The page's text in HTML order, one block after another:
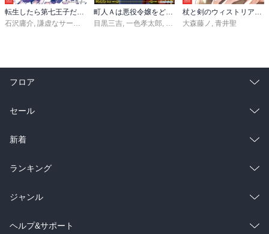
石沢庸介 謙虚なサークル メル。
目黒三吉 一色孝太郎 Parum大森藤ノ 青井聖
フロア
総合
ラノベ
雑誌・グラビア
BL・TL
セール
総合
ラノベ
雑誌・グラビア
BL・TL
新着
総合
ラノベ
雑誌・グラビア
ランキング
総合
ラノベ
ジャンル
コミック
ヘルプ&サポート